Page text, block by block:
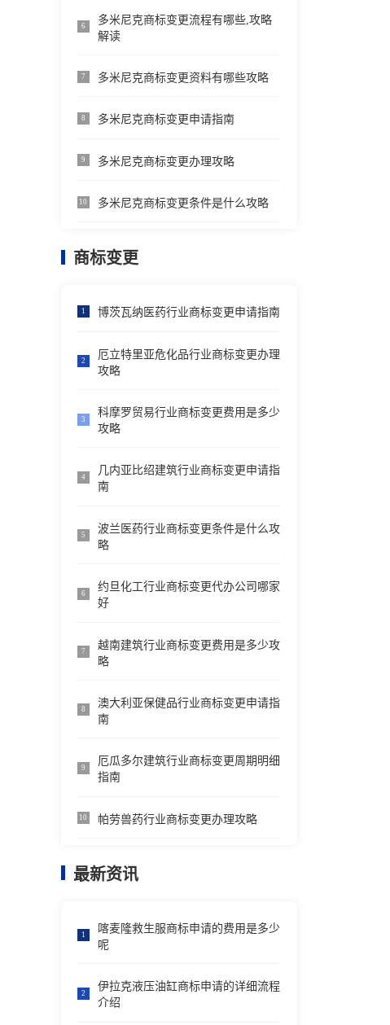
6
多米尼克商标变更流程有哪些,攻略
解读
7 多米尼克商标变更资料有哪些攻略
8 多米尼克商标变更申请指南
9 多米尼克商标变更办理攻略
10 多米尼克商标变更条件是什么攻略
商标变更
1 博茨瓦纳医药行业商标变更申请指南
2
厄立特里亚危化品行业商标变更办理
攻略
3
科摩罗贸易行业商标变更费用是多少
攻略
4
几内亚比绍建筑行业商标变更申请指
南
5
波兰医药行业商标变更条件是什么攻
略
6
约旦化工行业商标变更代办公司哪家
好
7
越南建筑行业商标变更费用是多少攻
略
8
澳大利亚保健品行业商标变更申请指
南
9
厄瓜多尔建筑行业商标变更周期明细
指南
10 帕劳兽药行业商标变更办理攻略
最新资讯
1
喀麦隆救生服商标申请的费用是多少
呢
2
伊拉克液压油缸商标申请的详细流程
介绍